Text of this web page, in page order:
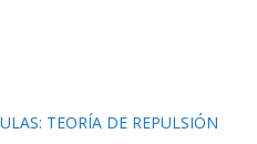
TEORÍA DE REPULSIÓN